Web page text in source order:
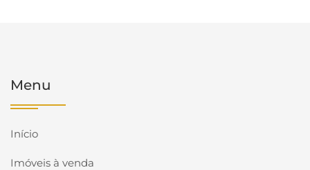
Menu
Início
Imóveis à venda